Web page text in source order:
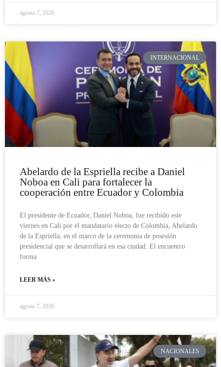
agosto 7, 2026
INTERNACIONAL
Abelardo de la Espriella recibe a Daniel
Noboa en Cali para fortalecer la
cooperación entre Ecuador y Colombia
El presidente de Ecuador, Daniel Noboa, fue recibido este
viernes en Cali por el mandatario electo de Colombia, Abelardo
de la Espriella, en el marco de la ceremonia de posesión
presidencial que se desarrollará en esa ciudad. El encuentro
forma
LEER MÁS »
agosto 7, 2026
NACIONALES